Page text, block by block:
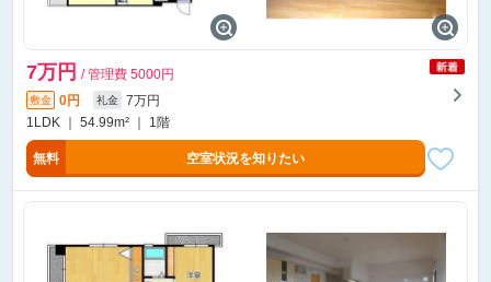
7万円 / 管理費 5000円
敷金 0円 礼金
7万円
1LDK ｜ 54.99m² ｜ 1階
無料 空室状況を知りたい